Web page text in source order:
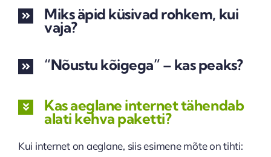
Miks äpid küsivad rohkem, kui
vaja?
“Nõustu kõigega” – kas peaks?
Kas aeglane internet tähendab
alati kehva paketti?
Kui internet on aeglane, siis esimene mõte on tihti: